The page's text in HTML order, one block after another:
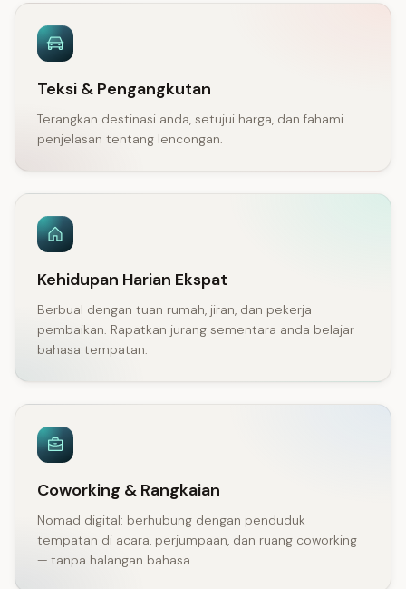
Teksi & Pengangkutan
Terangkan destinasi anda, setujui harga, dan fahami
penjelasan tentang lencongan.
Kehidupan Harian Ekspat
Berbual dengan tuan rumah, jiran, dan pekerja
pembaikan. Rapatkan jurang sementara anda belajar
bahasa tempatan.
Coworking & Rangkaian
Nomad digital: berhubung dengan penduduk
tempatan di acara, perjumpaan, dan ruang coworking
— tanpa halangan bahasa.